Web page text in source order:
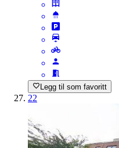
Legg til som favoritt
22